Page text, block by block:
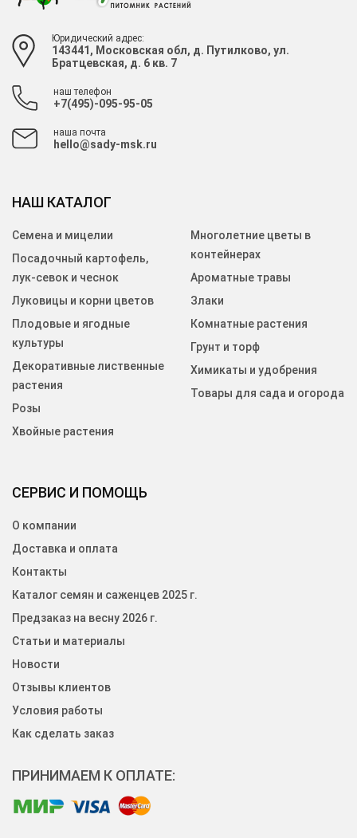
Юридический адрес:
143441, Московская обл, д. Путилково, ул.
Братцевская, д. 6 кв. 7
наш телефон
+7(495)-095-95-05
наша почта
hello@sady-msk.ru
СЕРВИС И ПОМОЩЬ
О компании
Доставка и оплата
Контакты
Каталог семян и саженцев 2025 г.
Предзаказ на весну 2026 г.
Статьи и материалы
Новости
Отзывы клиентов
Условия работы
Как сделать заказ
НАШ КАТАЛОГ
Семена и мицелии
Посадочный картофель,
лук-севок и чеснок
Луковицы и корни цветов
Плодовые и ягодные
культуры
Декоративные лиственные
растения
Розы
Хвойные растения
Многолетние цветы в
контейнерах
Ароматные травы
Злаки
Комнатные растения
Грунт и торф
Химикаты и удобрения
Товары для сада и огорода
ПРИНИМАЕМ К ОПЛАТЕ: